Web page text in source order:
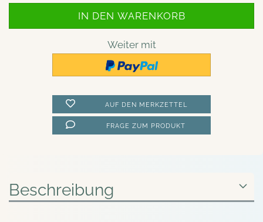
Weiter mit
AUF DEN MERKZETTEL
FRAGE ZUM PRODUKT
Beschreibung